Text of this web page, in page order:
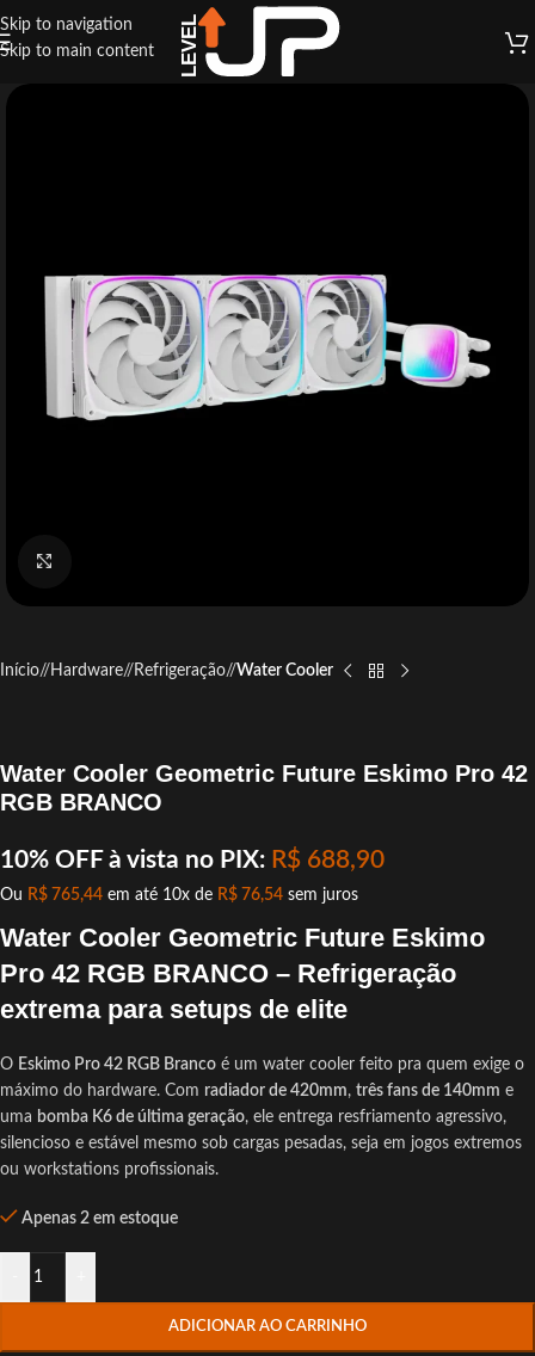
Skip to navigation
Skip to main content
Início/ Hardware/ Refrigeração/ Water Cooler
Water Cooler Geometric Future Eskimo Pro 42
RGB BRANCO
10% OFF à vista no PIX: R$ 688,90
Ou R$ 765,44 em até 10x de R$ 76,54 sem juros
Water Cooler Geometric Future Eskimo
Pro 42 RGB BRANCO – Refrigeração
extrema para setups de elite
O Eskimo Pro 42 RGB Branco é um water cooler feito pra quem exige o
máximo do hardware. Com radiador de 420mm, três fans de 140mm e
uma bomba K6 de última geração, ele entrega resfriamento agressivo,
silencioso e estável mesmo sob cargas pesadas, seja em jogos extremos
ou workstations profissionais.
Apenas 2 em estoque
ADICIONAR AO CARRINHO